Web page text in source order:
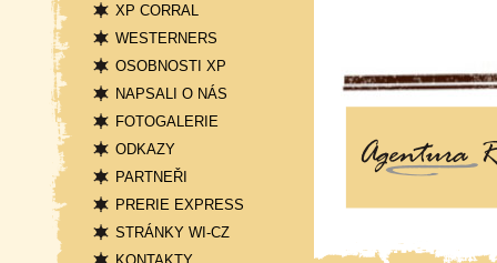
XP CORRAL
WESTERNERS
OSOBNOSTI XP
NAPSALI O NÁS
FOTOGALERIE
ODKAZY
PARTNEŘI
PRERIE EXPRESS
STRÁNKY WI-CZ